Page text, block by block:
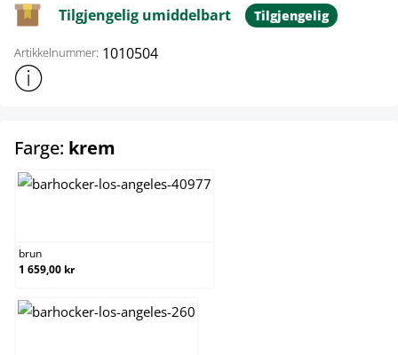
Tilgjengelig umiddelbart Tilgjengelig
Artikkelnummer: 1010504
Vis mer produktinformasjon
Farge: krem
brun
1 659,00 kr